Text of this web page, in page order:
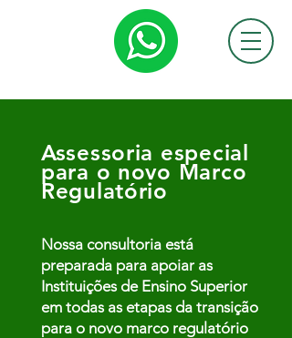
Assessoria especial
para o novo Marco
Regulatório
Nossa consultoria está
preparada para apoiar as
Instituições de Ensino Superior
em todas as etapas da transição
para o novo marco regulatório